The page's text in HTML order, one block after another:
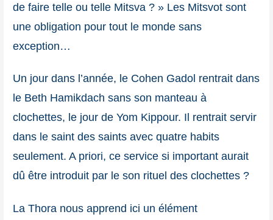
de faire telle ou telle Mitsva ? » Les Mitsvot sont
une obligation pour tout le monde sans
exception…
Un jour dans l’année, le Cohen Gadol rentrait dans
le Beth Hamikdach sans son manteau à
clochettes, le jour de Yom Kippour. Il rentrait servir
dans le saint des saints avec quatre habits
seulement. A priori, ce service si important aurait
dû être introduit par le son rituel des clochettes ?
La Thora nous apprend ici un élément